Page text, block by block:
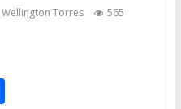
Wellington Torres
565
S